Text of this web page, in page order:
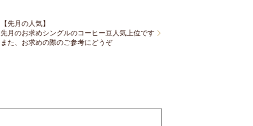
【先月の人気】
先月のお求めシングルのコーヒー豆人気上位です
また、お求めの際のご参考にどうぞ